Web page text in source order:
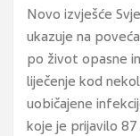
Novo izvješće
ukazuje na
po život opasne
liječenje kod
uobičajene
koje je prijavilo